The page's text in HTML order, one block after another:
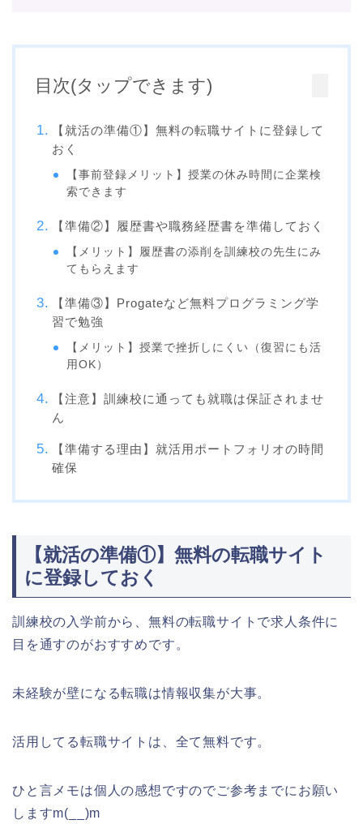
目次(タップできます)
【就活の準備①】無料の転職サイトに登録して
おく
【事前登録メリット】授業の休み時間に企業検
索できます
【準備②】履歴書や職務経歴書を準備しておく
【メリット】履歴書の添削を訓練校の先生にみ
てもらえます
【準備③】Progateなど無料プログラミング学
習で勉強
【メリット】授業で挫折しにくい（復習にも活
用OK）
【注意】訓練校に通っても就職は保証されませ
ん
【準備する理由】就活用ポートフォリオの時間
確保
【就活の準備①】無料の転職サイト
に登録しておく
訓練校の入学前から、無料の転職サイトで求人条件に
目を通すのがおすすめです。
未経験が壁になる転職は情報収集が大事。
活用してる転職サイトは、全て無料です。
ひと言メモは個人の感想ですのでご参考までにお願い
しますm(__)m